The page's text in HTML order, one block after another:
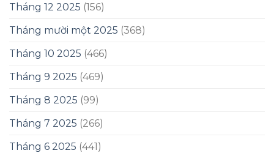
Tháng 12 2025 (156)
Tháng mười một 2025 (368)
Tháng 10 2025 (466)
Tháng 9 2025 (469)
Tháng 8 2025 (99)
Tháng 7 2025 (266)
Tháng 6 2025 (441)